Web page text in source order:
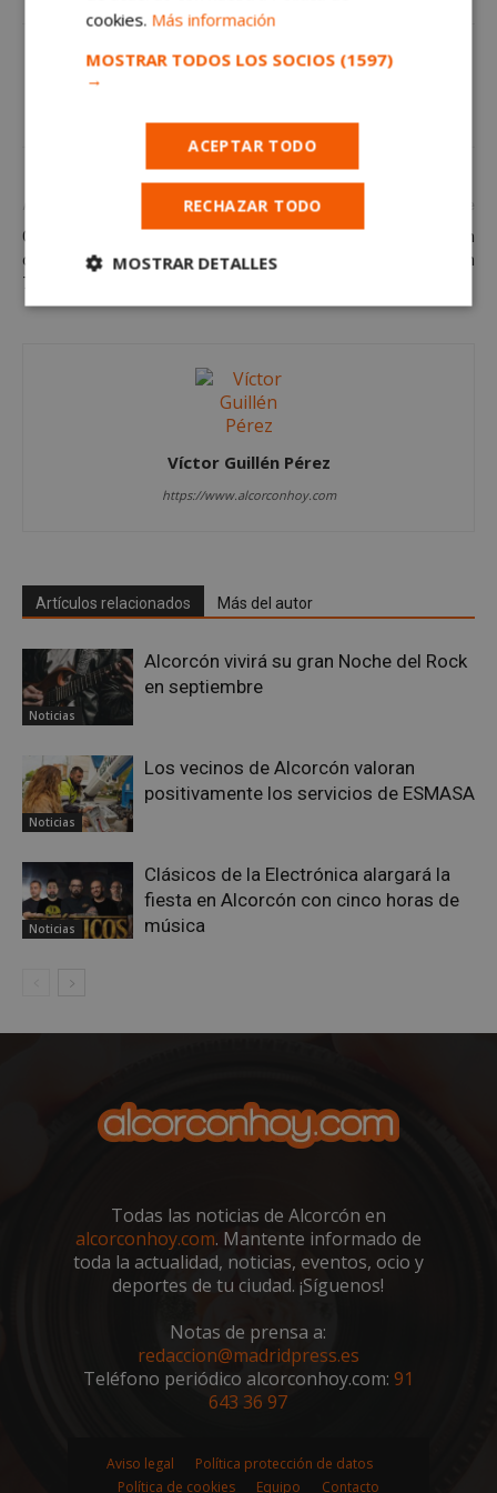
Artículo anterior
Cómo conseguir una mejor
calidad de vida a partir de los
75 años
Artículo siguiente
Persecución policial en
Alcorcón
Víctor Guillén Pérez
https://www.alcorconhoy.com
Artículos relacionados Más del autor
Noticias
Alcorcón vivirá su gran Noche del Rock
en septiembre
Noticias
Los vecinos de Alcorcón valoran
positivamente los servicios de ESMASA
Noticias
Clásicos de la Electrónica alargará la
fiesta en Alcorcón con cinco horas de
música
Todas las noticias de Alcorcón en
alcorconhoy.com. Mantente informado de
toda la actualidad, noticias, eventos, ocio y
deportes de tu ciudad. ¡Síguenos!
Notas de prensa a:
redaccion@madridpress.es
Teléfono periódico alcorconhoy.com: 91
643 36 97
Aviso legal
Política protección de datos
Política de cookies
Equipo Contacto
cookies. Más información
MOSTRAR TODOS LOS SOCIOS (1597)
→
ACEPTAR TODO
RECHAZAR TODO
MOSTRAR DETALLES
Cookies
Cookies de
Cookies estrictamente necesarias
Cookies de funcionalidad
funcionalidad principal del sitio web, como el
inicio de sesión de usuario y la gestión de cuentas.
El sitio web no se puede utilizar correctamente sin
las cookies estrictamente necesarias.
AWSALBCORS
Amazon.com
Inc.